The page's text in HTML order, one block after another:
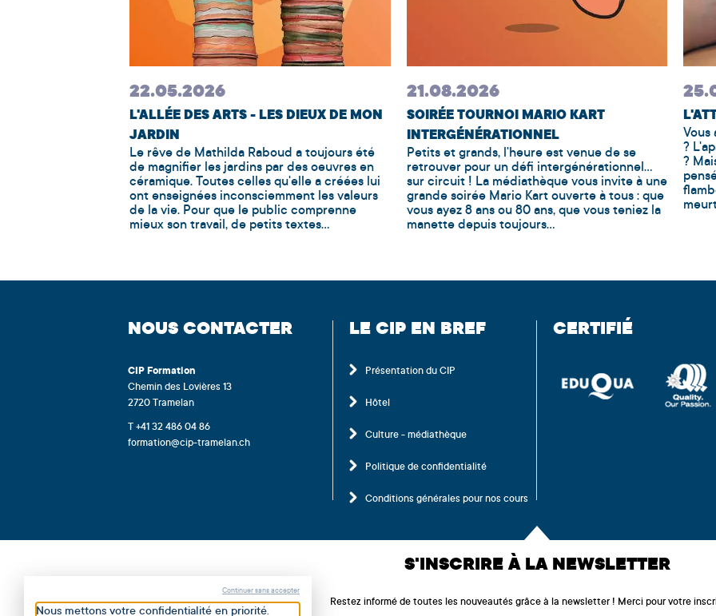
22.05.2026
L'ALLÉE DES ARTS - LES DIEUX DE MON
JARDIN
Le rêve de Mathilda Raboud a toujours été
de magnifier les jardins par des oeuvres en
céramique. Toutes celles qu'elle a créées lui
ont enseignées inconsciemment les valeurs
de la vie. Pour que le public comprenne
mieux son travail, de petits textes...
21.08.2026
SOIRÉE TOURNOI MARIO KART
INTERGÉNÉRATIONNEL
Petits et grands, l'heure est venue de se
retrouver pour un défi intergénérationnel…
sur circuit ! La médiathèque vous invite à une
grande soirée Mario Kart ouverte à tous : que
vous ayez 8 ans ou 80 ans, que vous teniez la
manette depuis toujours...
Vous
?
?
NOUS CONTACTER
CIP Formation
Chemin des Lovières 13
2720 Tramelan
T +41 32 486 04 86
formation@cip-tramelan.ch
LE CIP EN BREF
Présentation du CIP
Hôtel
Culture - médiathèque
Politique de confidentialité
Conditions générales pour nos cours
CERTIFIÉ
S'INSCRIRE À LA NEWSLETTER
Restez informé de toutes les nouveautés grâce à la newsletter ! Merci pour votre
Continuer sans accepter
Nous mettons votre confidentialité en priorité.